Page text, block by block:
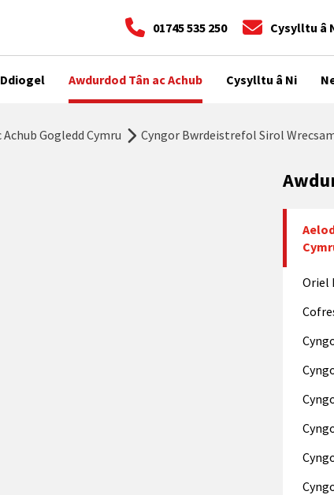
01745 535 250 Cysylltu â
Awdurdod Tân ac Achub Cysylltu â Ni
Gogledd Cymru Cyngor Bwrdeistrefol Sirol
Oriel